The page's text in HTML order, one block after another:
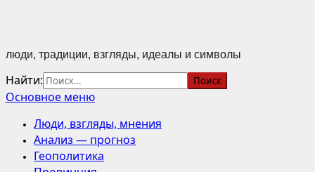
люди, традиции, взгляды, идеалы и символы
Найти:
Основное меню
Люди, взгляды, мнения
Анализ — прогноз
Геополитика